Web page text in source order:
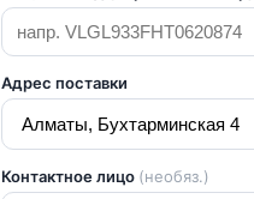
Адрес поставки
Контактное лицо (необяз.)